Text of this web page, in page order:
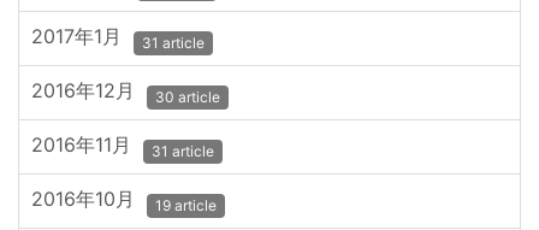
2017年1月 31 article
2016年12月 30 article
2016年11月 31 article
2016年10月 19 article